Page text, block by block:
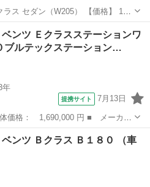
ラス セダン（W205） 【価格】 160
い為140万円までお値下げ致しま
ベンツ
ンツ Ｅクラスステーションワ
ブルテックステーション…
年
提携サイト 7月13日
名： Ｅクラスステーションワゴ
ックステーションワゴンアバン
ンツ Ｂクラス Ｂ１８０ （車